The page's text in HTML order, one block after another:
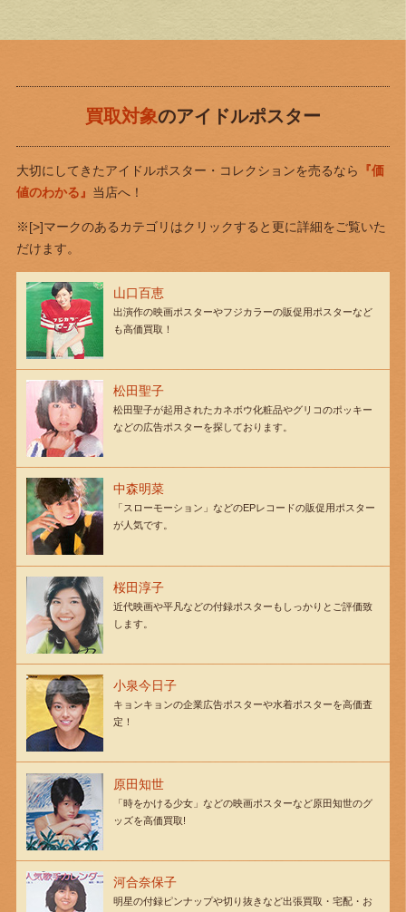
買取対象のアイドルポスター
大切にしてきたアイドルポスター・コレクションを売るなら
『価
値のわかる』 当店へ！
※[>]マークのあるカテゴリはクリックすると更に詳細をご覧いた
だけます。
山口百恵
出演作の映画ポスターやフジカラーの販促用ポスターなど
も高価買取！
松田聖子
松田聖子が起用されたカネボウ化粧品やグリコのポッキー
などの広告ポスターを探しております。
中森明菜
「スローモーション」などのEPレコードの販促用ポスター
が人気です。
桜田淳子
近代映画や平凡などの付録ポスターもしっかりとご評価致
します。
小泉今日子
キョンキョンの企業広告ポスターや水着ポスターを高価査
定！
原田知世
「時をかける少女」などの映画ポスターなど原田知世のグ
ッズを高価買取!
河合奈保子
明星の付録ピンナップや切り抜きなど出張買取・宅配・お